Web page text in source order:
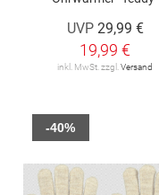
UVP 29,99 €
19,99 €
inkl. MwSt. zzgl. Versand
-40%